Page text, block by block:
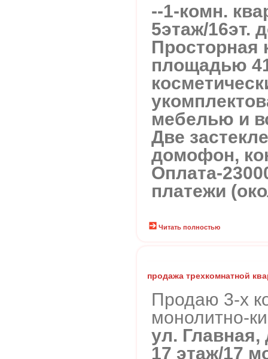
--1-комн.
5этаж/16эт.
Просторная
площадью
мебелью и
Две
домофон,
Оплата-
платежи
Читать полностью
продажа трехкомнатной
Продаю 3-х
монолитно-
ул. Главная,
17 этаж/17